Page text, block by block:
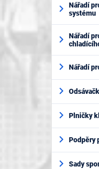
Nářadí
systému
Nářadí
Nářadí
Plničky
Podpěry
Sady